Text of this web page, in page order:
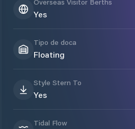
Yes
Tipo de doca
Floating
Style Stern To
Yes
Tidal Flow